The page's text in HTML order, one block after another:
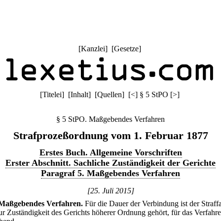
[Kanzlei] [Gesetze]
[Titelei] [Inhalt] [Quellen] [<] § 5 StPO [>]
§ 5 StPO. Maßgebendes Verfahren
Strafprozeßordnung vom 1. Februar 1877
Erstes Buch. Allgemeine Vorschriften
Erster Abschnitt. Sachliche Zuständigkeit der Gerichte
Paragraf 5. Maßgebendes Verfahren
[25. Juli 2015]
Verfahren. Für die Dauer der Verbindung ist der
Zuständigkeit des Gerichts höherer Ordnung gehört, für das